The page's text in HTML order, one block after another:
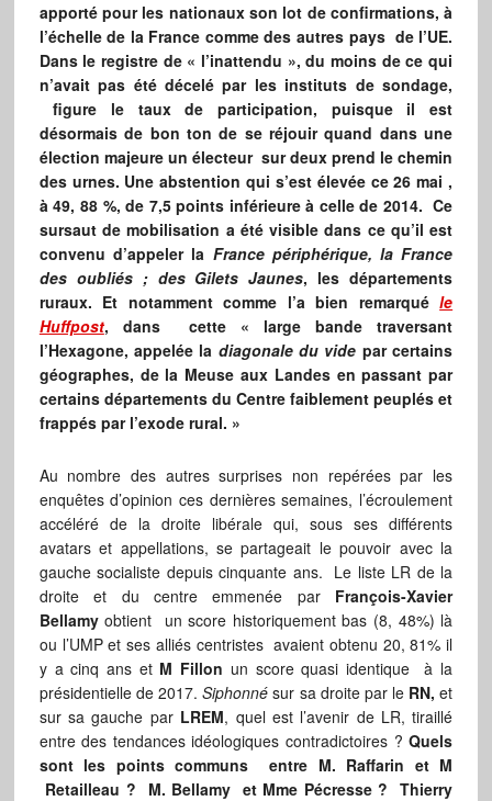
apporté pour les nationaux son lot de confirmations, à
l’échelle de la France comme des autres pays de l’UE.
Dans le registre de « l’inattendu », du moins de ce qui
n’avait pas été décelé par les instituts de sondage,
figure le taux de participation, puisque il est
désormais de bon ton de se réjouir quand dans une
élection majeure un électeur sur deux prend le chemin
des urnes. Une abstention qui s’est élevée ce 26 mai ,
à 49, 88 %, de 7,5 points inférieure à celle de 2014. Ce
sursaut de mobilisation a été visible dans ce qu’il est
convenu d’appeler la France périphérique, la France
des oubliés ; des Gilets Jaunes, les départements
ruraux. Et notamment comme l’a bien remarquéle
Huffpost, dans cette « large bande traversant
l’Hexagone, appelée la diagonale du vide par certains
géographes, de la Meuse aux Landes en passant par
certains départements du Centre faiblement peuplés et
frappés par l’exode rural. »
Au nombre des autres surprises non repérées par les
enquêtes d’opinion ces dernières semaines, l’écroulement
accéléré de la droite libérale qui, sous ses différents
avatars et appellations, se partageait le pouvoir avec la
gauche socialiste depuis cinquante ans. Le liste LR de la
droite et du centre emmenée par François-Xavier
Bellamyobtient un score historiquement bas (8, 48%) là
ou l’UMP et ses alliés centristes avaient obtenu 20, 81% il
y a cinq ans et M Fillon un score quasi identique à la
présidentielle de 2017.Siphonné sur sa droite par le RN,et
sur sa gauche parLREM, quel est l’avenir de LR, tiraillé
entre des tendances idéologiques contradictoires ?Quels
sont les points communs entre M. Raffarin et M
Retailleau ? M. Bellamy et Mme Pécresse ?
Thierry